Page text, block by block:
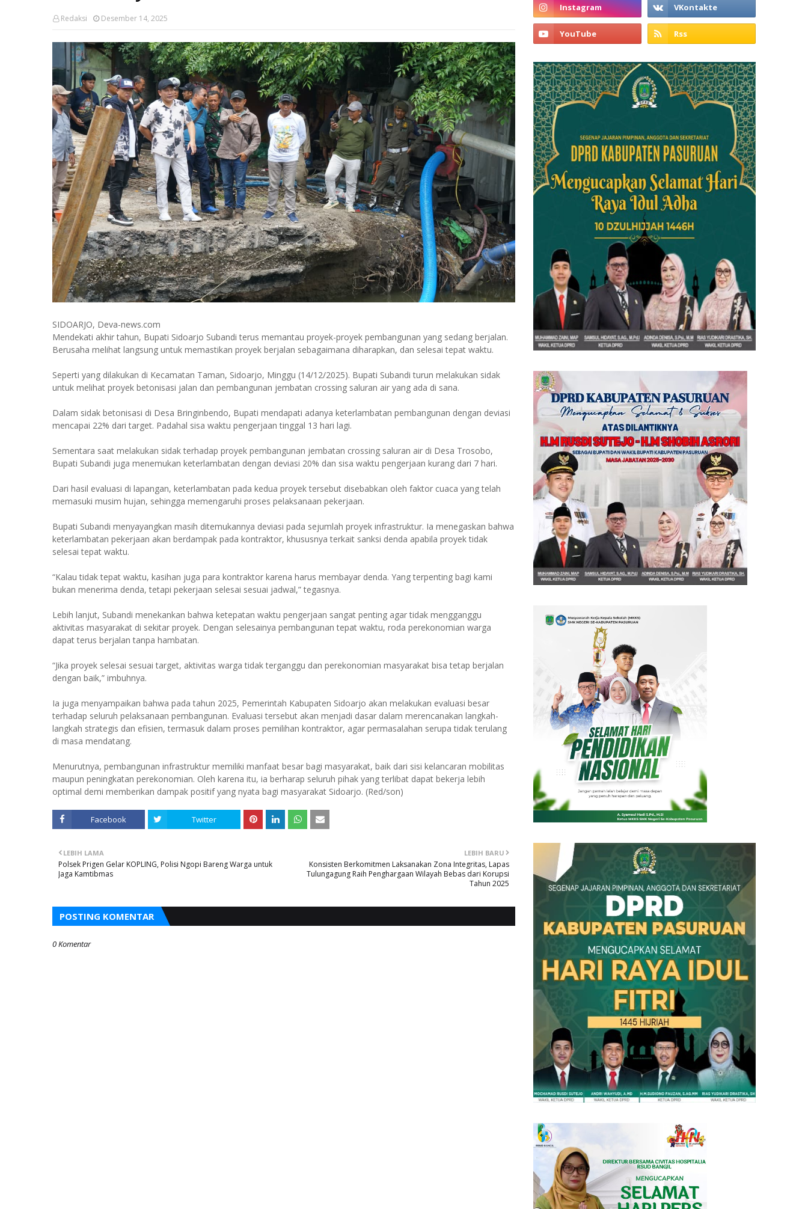
Redaksi Desember 14, 2025
SIDOARJO, Deva-news.com
Mendekati akhir tahun, Bupati Sidoarjo Subandi terus memantau proyek-proyek pembangunan yang sedang berjalan.
Berusaha melihat langsung untuk memastikan proyek berjalan sebagaimana diharapkan, dan selesai tepat waktu.
Seperti yang dilakukan di Kecamatan Taman, Sidoarjo, Minggu (14/12/2025). Bupati Subandi turun melakukan sidak
untuk melihat proyek betonisasi jalan dan pembangunan jembatan crossing saluran air yang ada di sana.
Dalam sidak betonisasi di Desa Bringinbendo, Bupati mendapati adanya keterlambatan pembangunan dengan deviasi
mencapai 22% dari target. Padahal sisa waktu pengerjaan tinggal 13 hari lagi.
Sementara saat melakukan sidak terhadap proyek pembangunan jembatan crossing saluran air di Desa Trosobo,
Bupati Subandi juga menemukan keterlambatan dengan deviasi 20% dan sisa waktu pengerjaan kurang dari 7 hari.
Dari hasil evaluasi di lapangan, keterlambatan pada kedua proyek tersebut disebabkan oleh faktor cuaca yang telah
memasuki musim hujan, sehingga memengaruhi proses pelaksanaan pekerjaan.
Bupati Subandi menyayangkan masih ditemukannya deviasi pada sejumlah proyek infrastruktur. Ia menegaskan bahwa
keterlambatan pekerjaan akan berdampak pada kontraktor, khususnya terkait sanksi denda apabila proyek tidak
selesai tepat waktu.
“Kalau tidak tepat waktu, kasihan juga para kontraktor karena harus membayar denda. Yang terpenting bagi kami
bukan menerima denda, tetapi pekerjaan selesai sesuai jadwal,” tegasnya.
Lebih lanjut, Subandi menekankan bahwa ketepatan waktu pengerjaan sangat penting agar tidak mengganggu
aktivitas masyarakat di sekitar proyek. Dengan selesainya pembangunan tepat waktu, roda perekonomian warga
dapat terus berjalan tanpa hambatan.
“Jika proyek selesai sesuai target, aktivitas warga tidak terganggu dan perekonomian masyarakat bisa tetap berjalan
dengan baik,” imbuhnya.
Ia juga menyampaikan bahwa pada tahun 2025, Pemerintah Kabupaten Sidoarjo akan melakukan evaluasi besar
terhadap seluruh pelaksanaan pembangunan. Evaluasi tersebut akan menjadi dasar dalam merencanakan langkah-
langkah strategis dan efisien, termasuk dalam proses pemilihan kontraktor, agar permasalahan serupa tidak terulang
di masa mendatang.
Menurutnya, pembangunan infrastruktur memiliki manfaat besar bagi masyarakat, baik dari sisi kelancaran mobilitas
maupun peningkatan perekonomian. Oleh karena itu, ia berharap seluruh pihak yang terlibat dapat bekerja lebih
optimal demi memberikan dampak positif yang nyata bagi masyarakat Sidoarjo. (Red/son)
Facebook Twitter
LEBIH BARU
Konsisten Berkomitmen Laksanakan Zona Integritas, Lapas
Tulungagung Raih Penghargaan Wilayah Bebas dari Korupsi
Tahun 2025
LEBIH LAMA
Polsek Prigen Gelar KOPLING, Polisi Ngopi Bareng Warga untuk
Jaga Kamtibmas
POSTING KOMENTAR
0 Komentar